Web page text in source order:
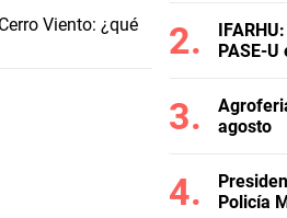
Viento: ¿qué
PASE-
agosto
Policía